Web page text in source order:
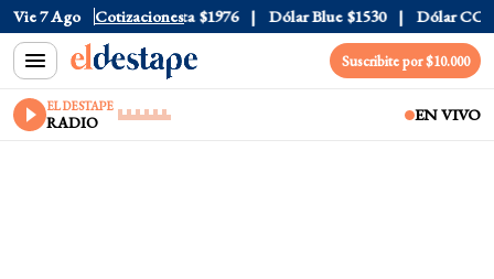
Vie 7 Ago Cotizaciones
$1520 Dólar Tarjeta $1976 Dólar Blue $1530 Dólar CCL
Suscribite por $10.000
EL DESTAPE
RADIO EN VIVO